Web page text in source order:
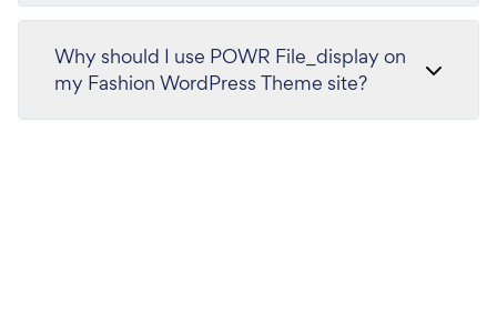
Why should I use POWR File_display on
my Fashion WordPress Theme site?